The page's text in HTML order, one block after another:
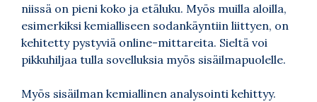
niissä on pieni koko ja etäluku. Myös muilla aloilla,
esimerkiksi kemialliseen sodankäyntiin liittyen, on
kehitetty pystyviä online-mittareita. Sieltä voi
pikkuhiljaa tulla sovelluksia myös sisäilmapuolelle.
Myös sisäilman kemiallinen analysointi kehittyy.